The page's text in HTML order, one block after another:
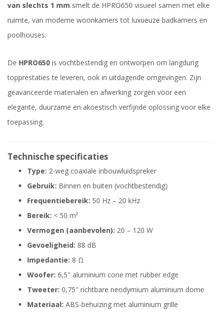
van slechts 1 mm smelt de HPRO650 visueel samen met elke
ruimte, van moderne woonkamers tot luxueuze badkamers en
poolhouses.
De HPRO650 is vochtbestendig en ontworpen om langdurig
topprestaties te leveren, ook in uitdagende omgevingen. Zijn
geavanceerde materialen en afwerking zorgen voor een
elegante, duurzame en akoestisch verfijnde oplossing voor elke
toepassing.
Technische specificaties
Type: 2-weg coaxiale inbouwluidspreker
Gebruik: Binnen en buiten (vochtbestendig)
Frequentiebereik: 50 Hz – 20 kHz
Bereik: < 50 m²
Vermogen (aanbevolen): 20 – 120 W
Gevoeligheid: 88 dB
Impedantie: 8 Ω
Woofer: 6,5″ aluminium cone met rubber edge
Tweeter: 0,75″ richtbare neodymium aluminium dome
Materiaal: ABS-behuizing met aluminium grille